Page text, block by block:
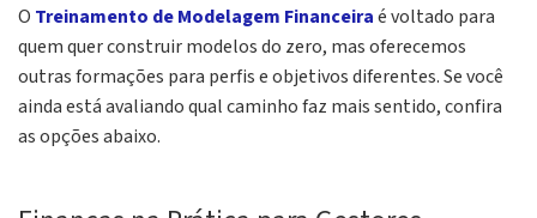
O Treinamento de Modelagem Financeiraé voltado para
quem quer construir modelos do zero, mas oferecemos
outras formações para perfis e objetivos diferentes. Se você
ainda está avaliando qual caminho faz mais sentido, confira
as opções abaixo.